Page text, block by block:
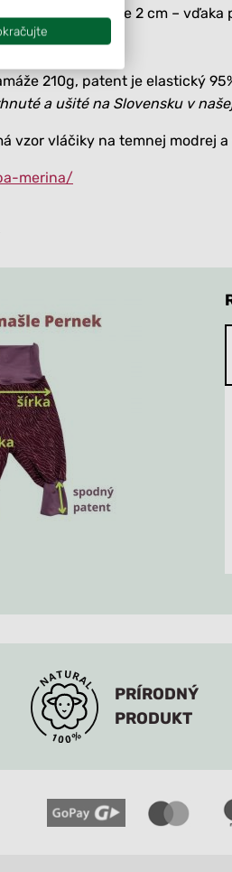
v dĺžke je 2 cm –
210g, patent je elastický
a ušité na Slovensku v
vzor vláčiky na temnej modrej
merina/
PRÍRODNÝ
PRODUKT